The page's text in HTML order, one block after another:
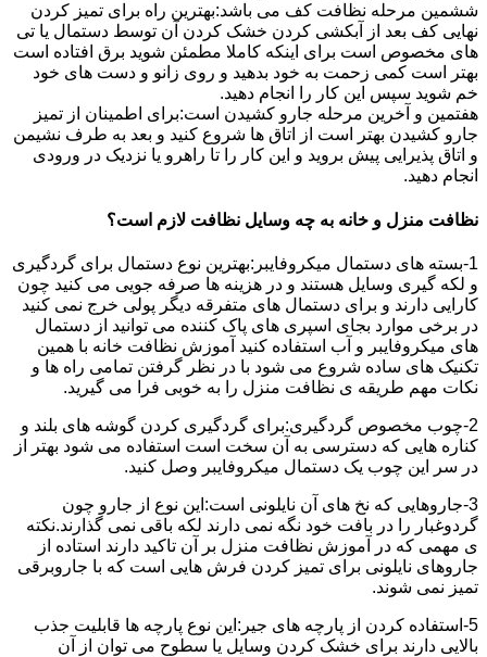
ششمین مرحله نظافت کف می باشد:بهترین راه برای تمیز کردن
نهایی کف بعد از آبکشی کردن خشک کردن آن توسط دستمال یا تی
های مخصوص است برای اینکه کاملا مطمئن شوید برق افتاده است
بهتر است کمی زحمت به خود بدهید و روی زانو و دست های خود
خم شوید سپس این کار را انجام دهید.
هفتمین و آخرین مرحله جارو کشیدن است:برای اطمینان از تمیز
جارو کشیدن بهتر است از اتاق ها شروع کنید و بعد به طرف نشیمن
و اتاق پذیرایی پیش بروید و این کار را تا راهرو یا نزدیک در ورودی
انجام دهید.
نظافت منزل و خانه به چه وسایل نظافت لازم است؟
1-بسته های دستمال میکروفایبر:بهترین نوع دستمال برای گردگیری
و لکه گیری وسایل هستند و در هزینه ها صرفه جویی می کنید چون
کارایی دارند و برای دستمال های متفرقه دیگر پولی خرج نمی کنید
در برخی موارد بجای اسپری های پاک کننده می توانید از دستمال
های میکروفایبر و آب استفاده کنید آموزش نظافت خانه با همین
تکنیک های ساده شروع می شود با در نظر گرفتن تمامی راه ها و
نکات مهم طریقه ی نظافت منزل را به خوبی فرا می گیرید.
2-چوب مخصوص گردگیری:برای گردگیری کردن گوشه های بلند و
کناره هایی که دسترسی به آن سخت است استفاده می شود بهتر از
در سر این چوب یک دستمال میکروفایبر وصل کنید.
3-جاروهایی که نخ های آن نایلونی است:این نوع از جارو چون
گردوغبار را در بافت خود نگه نمی دارند لکه باقی نمی گذارند.نکته
ی مهمی که در آموزش نظافت منزل بر آن تاکید دارند استاده از
جاروهای نایلونی برای تمیز کردن فرش هایی است که با جاروبرقی
تمیز نمی شوند.
5-استفاده کردن از پارچه های جیر:این نوع پارچه ها قابلیت جذب
بالایی دارند برای خشک کردن وسایل یا سطوح می توان از آن